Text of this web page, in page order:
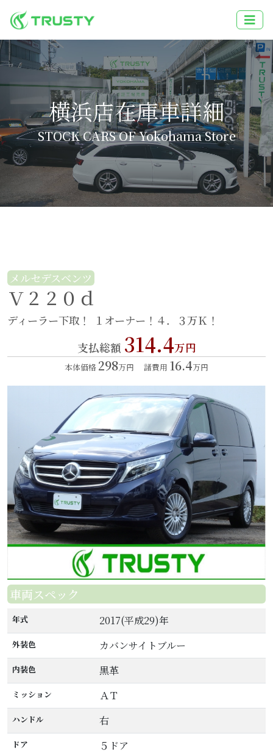
横浜店在庫車詳細
STOCK CARS OF Yokohama Store
メルセデスベンツ
Ｖ２２０ｄ
ディーラー下取！
１オーナー！４．３万Ｋ！
支払総額 314.4万円
本体価格 298万円 諸費用 16.4万円
車両スペック
年式 2017(平成29)年
外装色 カバンサイトブルー
内装色 黒革
ミッション ＡＴ
ハンドル 右
ドア ５ドア